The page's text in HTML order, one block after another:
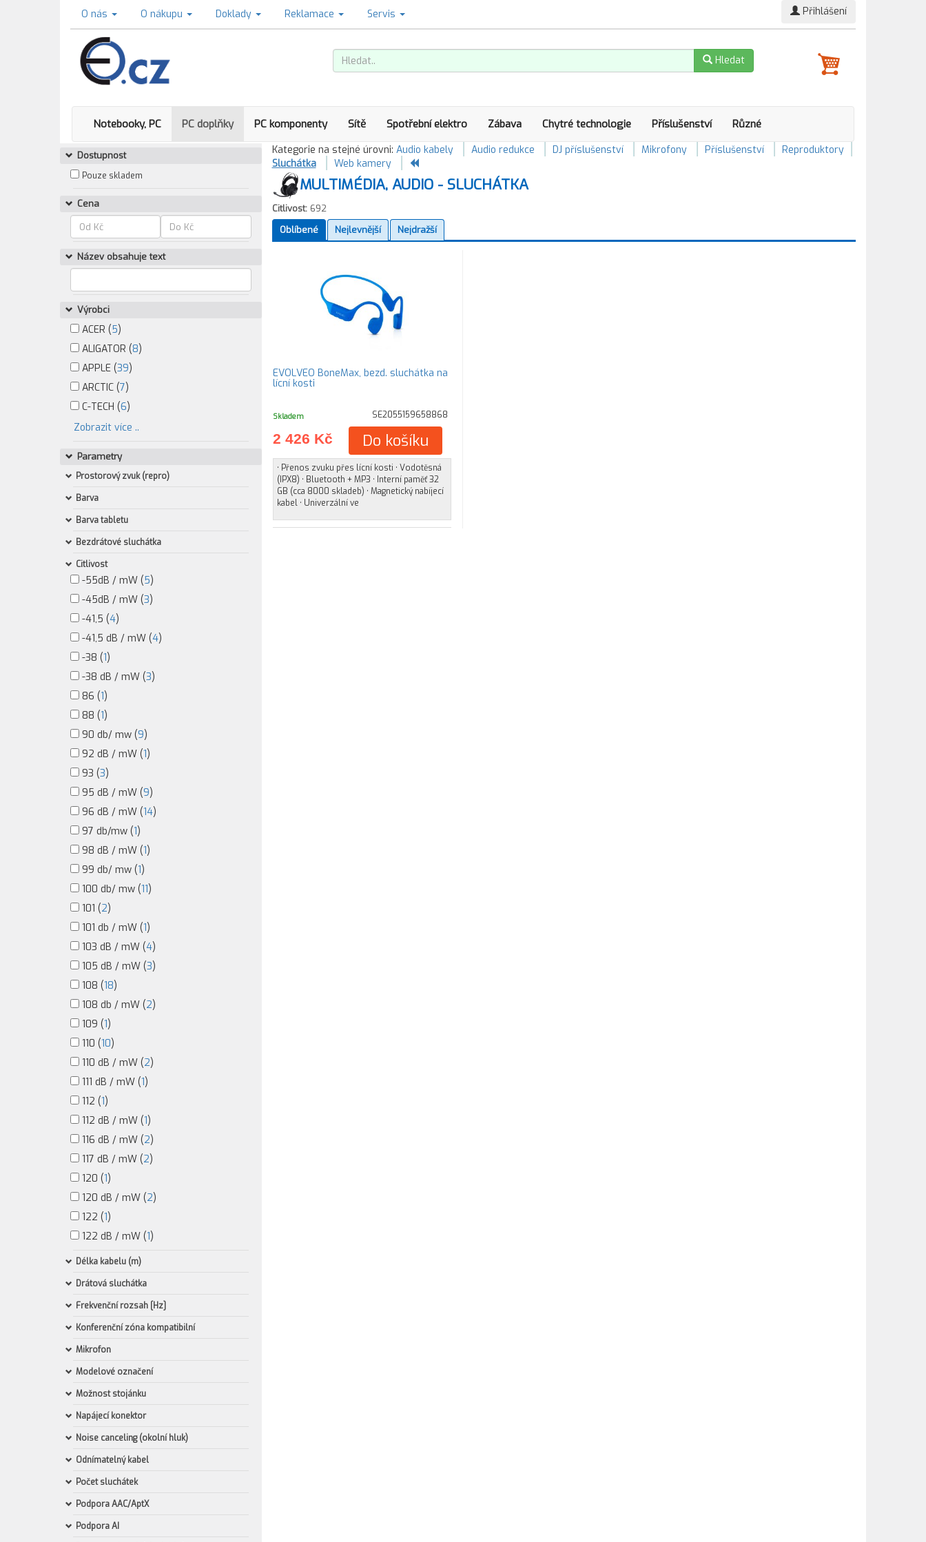
O nás O nákupu Doklady Reklamace Servis Přihlášení
Hledat
Notebooky, PC PC doplňky PC komponenty Sítě Spotřební elektro Zábava Chytré technologie Příslušenství Různé
Dostupnost
Pouze skladem
Cena
Název obsahuje text
Výrobci
ACER (5)
ALIGATOR (8)
APPLE (39)
ARCTIC (7)
C-TECH (6)
Zobrazit více ..
Parametry
Prostorový zvuk (repro)
Barva
Barva tabletu
Bezdrátové sluchátka
Citlivost
-55dB / mW (5)
-45dB / mW (3)
-41,5 (4)
-41,5 dB / mW (4)
-38 (1)
-38 dB / mW (3)
86 (1)
88 (1)
90 db/ mw (9)
92 dB / mW (1)
93 (3)
95 dB / mW (9)
96 dB / mW (14)
97 db/mw (1)
98 dB / mW (1)
99 db/ mw (1)
100 db/ mw (11)
101 (2)
101 db / mW (1)
103 dB / mW (4)
105 dB / mW (3)
108 (18)
108 db / mW (2)
109 (1)
110 (10)
110 dB / mW (2)
111 dB / mW (1)
112 (1)
112 dB / mW (1)
116 dB / mW (2)
117 dB / mW (2)
120 (1)
120 dB / mW (2)
122 (1)
122 dB / mW (1)
Délka kabelu (m)
Drátová sluchátka
Frekvenční rozsah [Hz]
Konferenční zóna kompatibilní
Mikrofon
Modelové označení
Možnost stojánku
Napájecí konektor
Noise canceling (okolní hluk)
Odnímatelný kabel
Počet sluchátek
Podpora AAC/AptX
Podpora AI
Kategorie na stejné úrovni: Audio kabely Audio redukce DJ příslušenství Mikrofony Příslušenství
Reproduktory
Sluchátka
Web kamery
MULTIMÉDIA, AUDIO - SLUCHÁTKA
Citlivost:692
Oblíbené
Nejlevnější Nejdražší
EVOLVEO BoneMax, bezd. sluchátka na
lícní kosti
Skladem SE2055159658868
2 426 Kč Do košíku
• Přenos zvuku přes lícní kosti • Vodotěsná
(IPX8) • Bluetooth + MP3 • Interní paměť 32
GB (cca 8000 skladeb) • Magnetický nabíjecí
kabel • Univerzální ve